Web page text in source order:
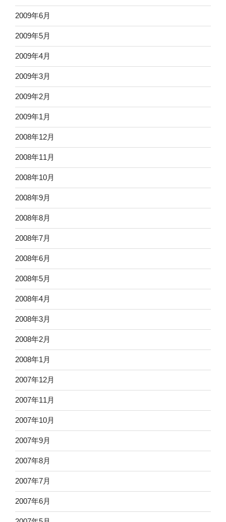
2009年6月
2009年5月
2009年4月
2009年3月
2009年2月
2009年1月
2008年12月
2008年11月
2008年10月
2008年9月
2008年8月
2008年7月
2008年6月
2008年5月
2008年4月
2008年3月
2008年2月
2008年1月
2007年12月
2007年11月
2007年10月
2007年9月
2007年8月
2007年7月
2007年6月